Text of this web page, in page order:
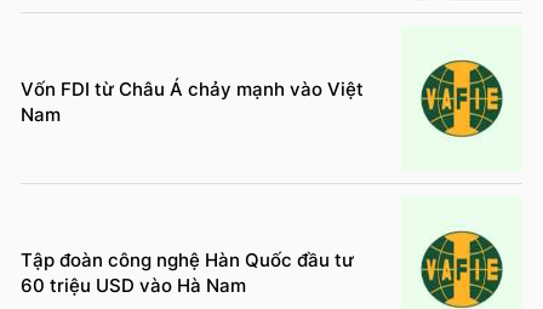
Vốn FDI từ Châu Á chảy mạnh vào Việt
Nam
Tập đoàn công nghệ Hàn Quốc đầu tư
60 triệu USD vào Hà Nam